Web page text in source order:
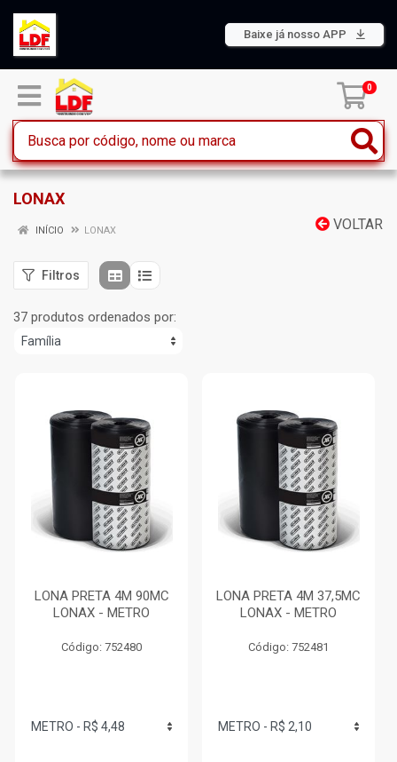
Baixe já nosso APP
0
LONAX
VOLTAR
INÍCIO LONAX
Filtros
37 produtos ordenados por:
LONA PRETA 4M 90MC
LONAX - METRO
Código: 752480
LONA PRETA 4M 37,5MC
LONAX - METRO
Código: 752481